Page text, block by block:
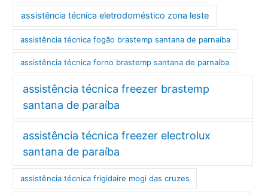
assistência técnica eletrodoméstico zona leste
assistência técnica fogão brastemp santana de parnaíba
assistência técnica forno brastemp santana de parnaíba
assistência técnica freezer brastemp
santana de paraíba
assistência técnica freezer electrolux
santana de paraíba
assistência técnica frigidaire mogi das cruzes